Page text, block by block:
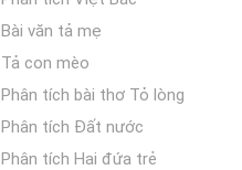
Bài văn tả mẹ
Tả con mèo
Phân tích bài thơ Tỏ lòng
Phân tích Đất nước
Phân tích Hai đứa trẻ